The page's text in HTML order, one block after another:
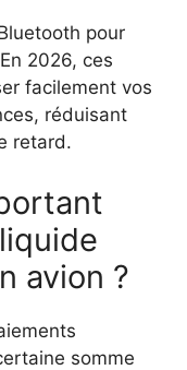
pour
2026, ces
facilement vos
réduisant
retard.
avion ?
somme